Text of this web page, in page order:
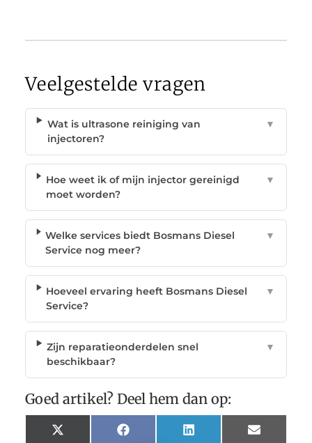
Veelgestelde vragen
Wat is ultrasone reiniging van
injectoren?
▼
Hoe weet ik of mijn injector gereinigd
moet worden?
▼
Welke services biedt Bosmans Diesel
Service nog meer?
▼
Hoeveel ervaring heeft Bosmans Diesel
Service?
▼
Zijn reparatieonderdelen snel
beschikbaar?
▼
Goed artikel? Deel hem dan op:
X Facebook LinkedIn Email